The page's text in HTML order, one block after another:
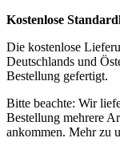
Kostenlose
Die kostenlose
Deutschlands und
Bestellung gefertigt.
Bitte beachte: Wir
Bestellung mehrere
ankommen. Mehr zu